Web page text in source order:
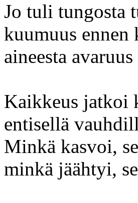
Jo tuli tungosta
kuumuus ennen
aineesta
Kaikkeus jatkoi
entisellä
Minkä kasvoi,
minkä jäähtyi,